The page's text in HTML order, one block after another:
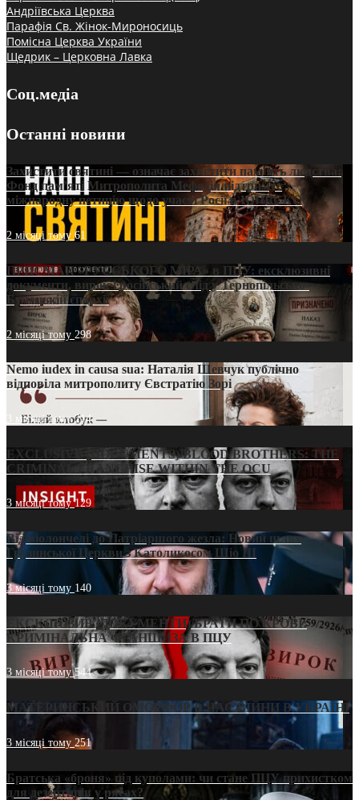
Андріївська Церква
Парафія Св. Жінок-Мироносиць
Помісна Церква України
Щедрик – Церковна Лавка
Соц.медіа
Останні новини
Захистити святині — означає захистити пам’ять людства:
Фонд пам’яті Митрополита Мефодія підтримує
міжнародну петицію щодо участі Росії в ЮНЕСКО
2 місяці тому61
ПРИСМАК «РУССЬКОГО МІРА» в ПЦУ: ексклюзивні
документи, вирок і російський слід у Тернопільсько-
Бучацькій єпархії
2 місяці тому 298
Nemo iudex in causa sua: Наталія Шевчук публічно
відповіла митрополиту Євстратію Зорі
3 місяці тому214
EXCLUSIVE (DOCUMENTS)/BLOOD BROTHERS: THE
CRIMINAL FRANCHISE WITHIN THE OCU
3 місяці тому129
Від віолончелі до Патріаршого жезла: Новий шлях
Грузинської Церкви з Католикосом Шіо III
3 місяці тому 140
ЕКСКЛЮЗИВ (ДОКУМЕНТИ)/БРАТИ ПО КРОВІ:
КРИМІНАЛЬНА ФРАНШИЗА В ПЦУ
3 місяці тому544
МАТЕРИНСЬКИЙ ОМОРФОР В ЧАС ВІЙНИ В УКРАЇНІ
3 місяці тому251
Братська «броня» під куполами: чи стане ПЦУ прихистком
для дезертирів у рясах?